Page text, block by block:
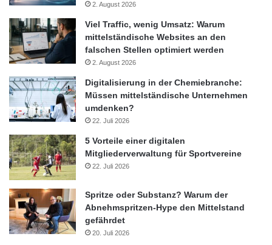
2. August 2026
Viel Traffic, wenig Umsatz: Warum
mittelständische Websites an den
falschen Stellen optimiert werden
2. August 2026
Digitalisierung in der Chemiebranche:
Müssen mittelständische Unternehmen
umdenken?
22. Juli 2026
5 Vorteile einer digitalen
Mitgliederverwaltung für Sportvereine
22. Juli 2026
Spritze oder Substanz? Warum der
Abnehmspritzen-Hype den Mittelstand
gefährdet
20. Juli 2026